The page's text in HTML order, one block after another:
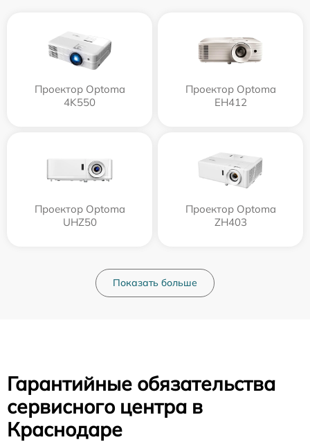
Проектор Optoma
4K550
Проектор Optoma
EH412
Проектор Optoma
UHZ50
Проектор Optoma
ZH403
Показать больше
Гарантийные обязательства
сервисного центра в
Краснодаре